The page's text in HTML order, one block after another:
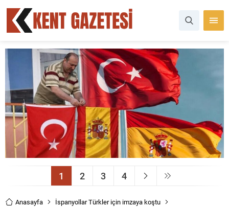
1 2 3 4
Anasayfa
İspanyollar Türkler için imzaya koştu